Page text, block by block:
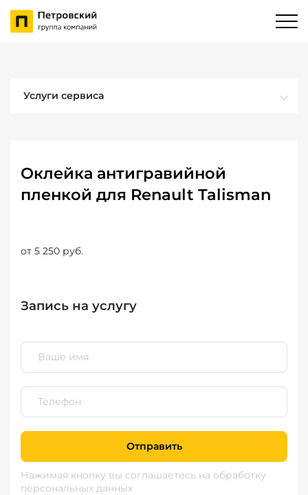
Услуги сервиса
Оклейка антигравийной
пленкой для Renault Talisman
от 5 250 руб.
Запись на услугу
Отправить
Нажимая кнопку вы соглашаетесь на обработку
персональных данных